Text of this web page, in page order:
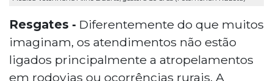
Resgates - Diferentemente do que muitos
imaginam, os atendimentos não estão
ligados principalmente a atropelamentos
em rodovias ou ocorrências rurais. A